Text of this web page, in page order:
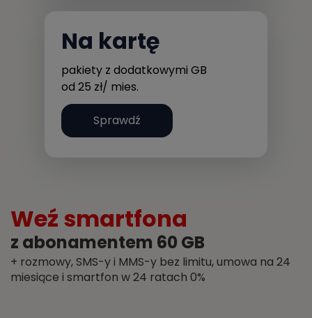
Na kartę
pakiety z dodatkowymi GB
od 25 zł/ mies.
Sprawdź
Weź smartfona
z abonamentem 60 GB
+ rozmowy, SMS-y i MMS-y bez limitu, umowa na 24
miesiące i smartfon w 24 ratach 0%